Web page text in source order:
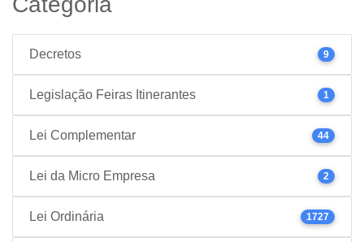
Decretos 9
Legislação Feiras Itinerantes 1
Lei Complementar 44
Lei da Micro Empresa 2
Lei Ordinária 1727